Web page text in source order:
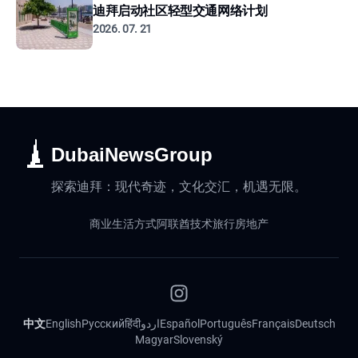
迪拜启动社区轻型交通网络计划
2026. 07. 21
DubaiNewsGroup
探索迪拜：现代奇迹，文化交汇，机遇无限。
商业生活方式阿联酋技术旅行房地产
中文EnglishРусскийहिंदीاردوEspañol PortuguêsFrançaisDeutsch
MagyarSlovenský